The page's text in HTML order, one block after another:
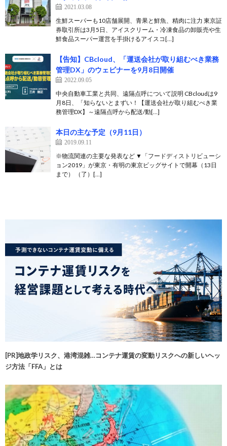
2021.03.08
生鮮スーパーも10店舗展開、青果と鮮魚、精肉に注力 東京証
券取引所は3月5日、アイスクリーム・冷凍食品の卸販売や生
鮮食品スーパー運営を手掛けるアイスコ[…]
【告知】CBcloud、「運送会社が取り組むべき業務
管理DX」のウェビナーを9月8日開催
2022.09.05
中央自動車工業と共同、遠隔点呼について説明 CBcloudは9
月8日、「知らないとまずい！【運送会社が取り組むべき業
務管理DX】～遠隔点呼から配送/動[…]
本日の主な予定（9月11日）
2019.09.11
※物流関連の主要な発表など ▼「フードディストリビューシ
ョン2019」が東京・有明の東京ビッグサイトで開幕（13日
まで） （了）[…]
[PR]地政学リスク、港湾混雑…コンテナ運賃の変動リスクへの新しいヘッ
ジ方法「FFA」とは